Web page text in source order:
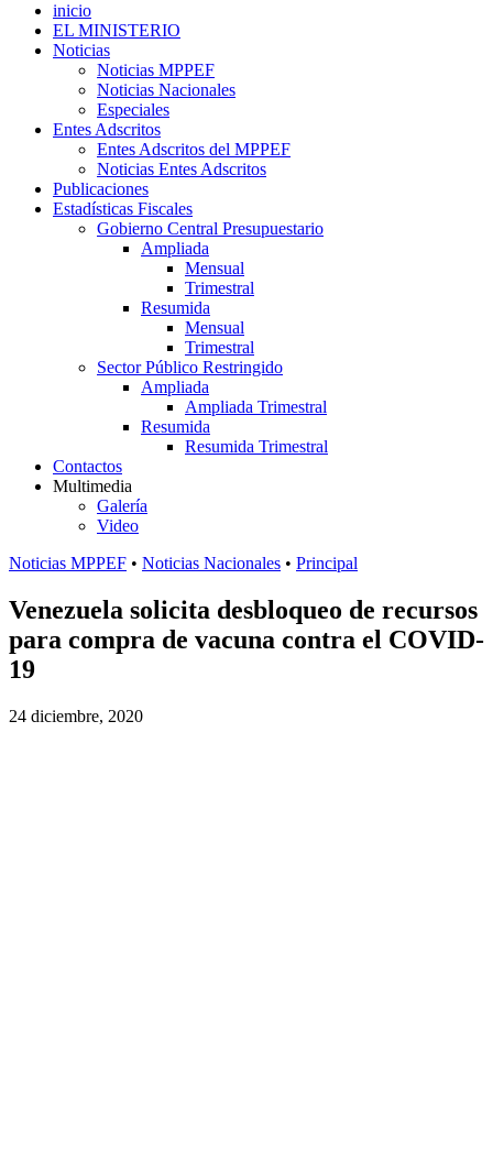
inicio
EL MINISTERIO
Noticias
Noticias MPPEF
Noticias Nacionales
Especiales
Entes Adscritos
Entes Adscritos del MPPEF
Noticias Entes Adscritos
Publicaciones
Estadísticas Fiscales
Gobierno Central Presupuestario
Ampliada
Mensual
Trimestral
Resumida
Mensual
Trimestral
Sector Público Restringido
Ampliada
Ampliada Trimestral
Resumida
Resumida Trimestral
Contactos
Multimedia
Galería
Video
Noticias MPPEF • Noticias Nacionales • Principal
Venezuela solicita desbloqueo de recursos
para compra de vacuna contra el COVID-
19
24 diciembre, 2020